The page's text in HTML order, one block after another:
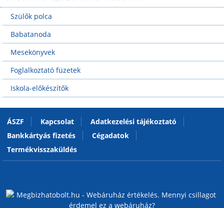
Szülők polca
Babatanoda
Mesekönyvek
Foglalkoztató füzetek
Iskola-előkészítők
ÁSZF Kapcsolat
Adatkezelési tájékoztató
Bankkártyás fizetés
Cégadatok
Termékvisszaküldés